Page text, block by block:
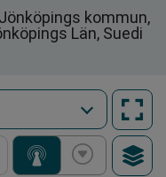
kommun,
Län, Suedi